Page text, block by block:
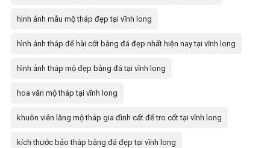
hình ảnh mẫu mộ tháp đẹp tại vĩnh long
hình ảnh tháp để hài cốt bằng đá đẹp nhất hiện nay tại vĩnh long
hình ảnh tháp mộ đẹp bằng đá tại vĩnh long
hoa văn mộ tháp tại vĩnh long
khuôn viên lăng mộ tháp gia đình cất để tro cốt tại vĩnh long
kích thước bảo tháp bằng đá đẹp tại vĩnh long